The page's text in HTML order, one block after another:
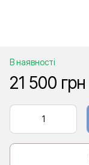
В наявності
21 500 грн